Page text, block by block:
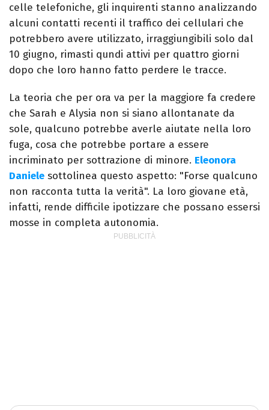
celle telefoniche, gli inquirenti stanno analizzando
alcuni contatti recenti il traffico dei cellulari che
potrebbero avere utilizzato, irraggiungibili solo dal
10 giugno, rimasti qundi attivi per quattro giorni
dopo che loro hanno fatto perdere le tracce.
La teoria che per ora va per la maggiore fa credere
che Sarah e Alysia non si siano allontanate da
sole, qualcuno potrebbe averle aiutate nella loro
fuga, cosa che potrebbe portare a essere
incriminato per sottrazione di minore. Eleonora
Daniele sottolinea questo aspetto: "Forse qualcuno
non racconta tutta la verità". La loro giovane età,
infatti, rende difficile ipotizzare che possano essersi
mosse in completa autonomia.